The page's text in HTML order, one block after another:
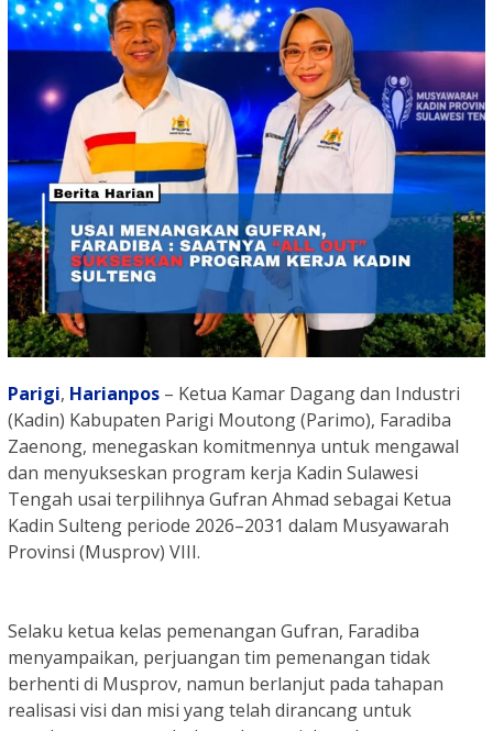
Parigi, Harianpos – Ketua Kamar Dagang dan Industri
(Kadin) Kabupaten Parigi Moutong (Parimo), Faradiba
Zaenong, menegaskan komitmennya untuk mengawal
dan menyukseskan program kerja Kadin Sulawesi
Tengah usai terpilihnya Gufran Ahmad sebagai Ketua
Kadin Sulteng periode 2026–2031 dalam Musyawarah
Provinsi (Musprov) VIII.
Selaku ketua kelas pemenangan Gufran, Faradiba
menyampaikan, perjuangan tim pemenangan tidak
berhenti di Musprov, namun berlanjut pada tahapan
realisasi visi dan misi yang telah dirancang untuk